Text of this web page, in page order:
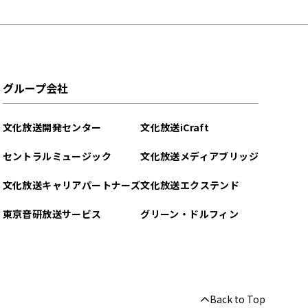
グループ会社
文化放送開発センター
セントラルミュージック
文化放送キャリアパートナーズ
東京音研放送サービス
文化放送iCraft
文化放送メディアブリッジ
文化放送エクステンド
グリーン・ドルフィン
Back to Top